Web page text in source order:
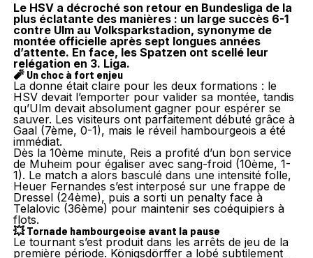
Le HSV a décroché son retour en Bundesliga de la
plus éclatante des manières : un large succès 6-1
contre Ulm au Volksparkstadion, synonyme de
montée officielle après sept longues années
d’attente. En face, les Spatzen ont scellé leur
relégation en 3. Liga.
🧨 Un choc à fort enjeu
La donne était claire pour les deux formations : le
HSV devait l’emporter pour valider sa montée, tandis
qu’Ulm devait absolument gagner pour espérer se
sauver. Les visiteurs ont parfaitement débuté grâce à
Gaal (7ème, 0-1), mais le réveil hambourgeois a été
immédiat.
Dès la 10ème minute, Reis a profité d’un bon service
de Muheim pour égaliser avec sang-froid (10ème, 1-
1). Le match a alors basculé dans une intensité folle,
Heuer Fernandes s’est interposé sur une frappe de
Dressel (24ème), puis a sorti un penalty face à
Telalovic (36ème) pour maintenir ses coéquipiers à
flots.
💥 Tornade hambourgeoise avant la pause
Le tournant s’est produit dans les arrêts de jeu de la
première période. Königsdörffer a lobé subtilement